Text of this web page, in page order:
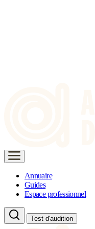
Annuaire
Guides
Espace professionnel
Test d'audition